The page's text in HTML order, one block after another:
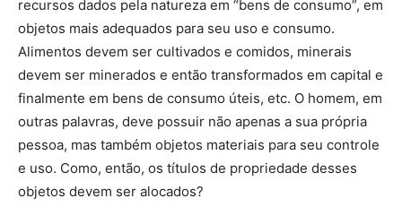
recursos dados pela natureza em “bens de consumo”, em
objetos mais adequados para seu uso e consumo.
Alimentos devem ser cultivados e comidos, minerais
devem ser minerados e então transformados em capital e
finalmente em bens de consumo úteis, etc. O homem, em
outras palavras, deve possuir não apenas a sua própria
pessoa, mas também objetos materiais para seu controle
e uso. Como, então, os títulos de propriedade desses
objetos devem ser alocados?